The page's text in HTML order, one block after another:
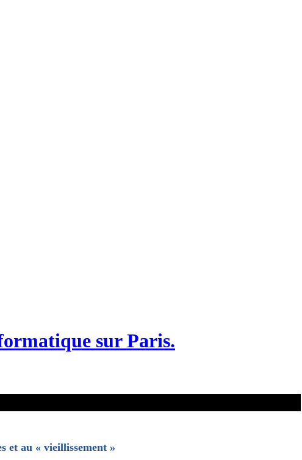
sur Paris.
et au « vieillissement »